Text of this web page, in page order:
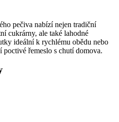
pečiva nabízí nejen tradiční
cukrárny, ale také lahodné
ideální k rychlému obědu nebo
poctivé řemeslo s chutí domova.